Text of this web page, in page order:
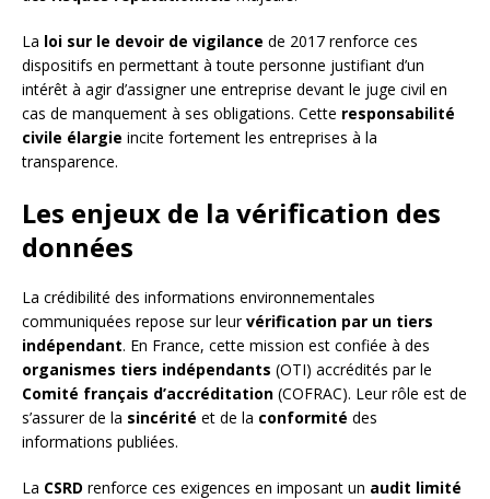
La loi sur le devoir de vigilance de 2017 renforce ces
dispositifs en permettant à toute personne justifiant d’un
intérêt à agir d’assigner une entreprise devant le juge civil en
cas de manquement à ses obligations. Cette responsabilité
civile élargie incite fortement les entreprises à la
transparence.
Les enjeux de la vérification des
données
La crédibilité des informations environnementales
communiquées repose sur leurvérification par un tiers
indépendant. En France, cette mission est confiée à des
organismes tiers indépendants (OTI) accrédités par le
Comité français d’accréditation (COFRAC). Leur rôle est de
s’assurer de la sincérité et de la conformité des
informations publiées.
La CSRD renforce ces exigences en imposant un audit limité